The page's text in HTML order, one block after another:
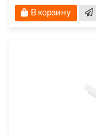
В корзину